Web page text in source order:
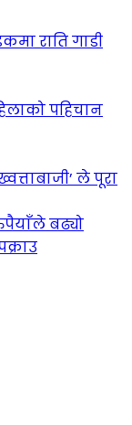
राति गाडी
पहिचान
ले पूरा
बढ्यो